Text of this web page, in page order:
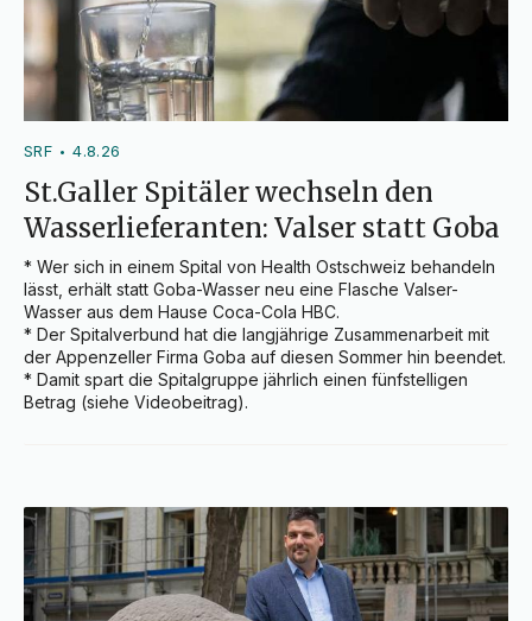
SRF •4.8.26
St.Galler Spitäler wechseln den
Wasserlieferanten: Valser statt Goba
* Wer sich in einem Spital von Health Ostschweiz behandeln
lässt, erhält statt Goba-Wasser neu eine Flasche Valser-
Wasser aus dem Hause Coca-Cola HBC.
* Der Spitalverbund hat die langjährige Zusammenarbeit mit
der Appenzeller Firma Goba auf diesen Sommer hin beendet.
* Damit spart die Spitalgruppe jährlich einen fünfstelligen
Betrag (siehe Videobeitrag).